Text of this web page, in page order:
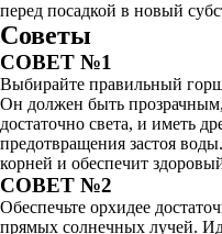
перед посадкой в новый
Советы
СОВЕТ №1
Выбирайте правильный
Он должен быть
достаточно света, и иметь
предотвращения застоя
корней и обеспечит
СОВЕТ №2
Обеспечьте орхидее
прямых солнечных лучей.